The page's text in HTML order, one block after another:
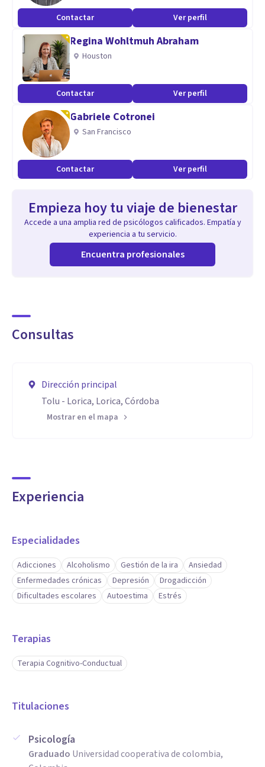
Contactar Ver perfil
Regina Wohltmuh Abraham
Houston
Contactar Ver perfil
Gabriele Cotronei
San Francisco
Contactar Ver perfil
Empieza hoy tu viaje de bienestar
Accede a una amplia red de psicólogos calificados. Empatía y
experiencia a tu servicio.
Encuentra profesionales
Consultas
Dirección principal
Tolu - Lorica, Lorica, Córdoba
Mostrar en el mapa
Experiencia
Especialidades
Adicciones Alcoholismo Gestión de la ira
Ansiedad
Enfermedades crónicas
Depresión
Drogadicción
Dificultades escolares
Autoestima Estrés
Terapias
Terapia Cognitivo-Conductual
Titulaciones
Psicología
Graduado Universidad cooperativa de colombia,